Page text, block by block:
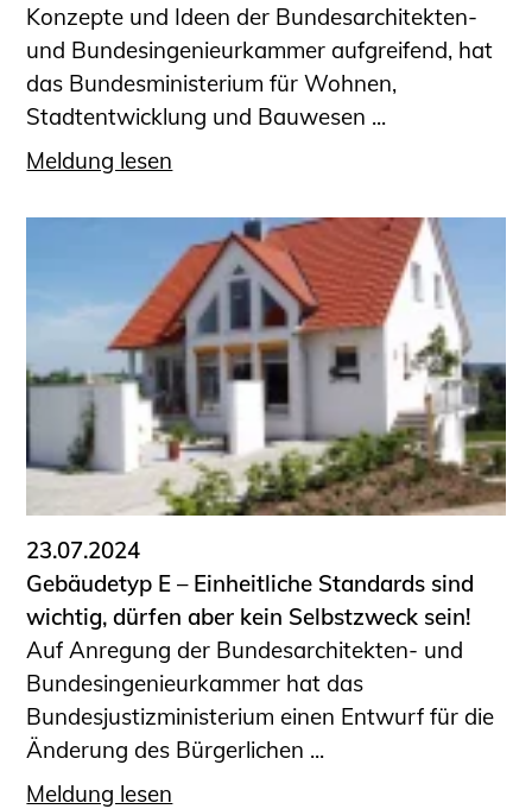
Konzepte und Ideen der Bundesarchitekten-
und Bundesingenieurkammer aufgreifend, hat
das Bundesministerium für Wohnen,
Stadtentwicklung und Bauwesen ...
Meldung lesen
23.07.2024
Gebäudetyp E – Einheitliche Standards sind
wichtig, dürfen aber kein Selbstzweck sein!
Auf Anregung der Bundesarchitekten- und
Bundesingenieurkammer hat das
Bundesjustizministerium einen Entwurf für die
Änderung des Bürgerlichen ...
Meldung lesen